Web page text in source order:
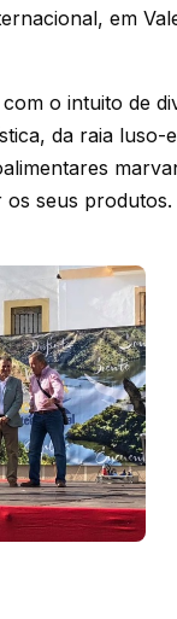
em
o intuito de
da raia
seus produtos.